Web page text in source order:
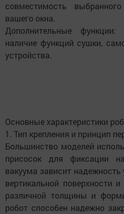
совместимость
вашего окна.
Дополнительные
наличие функций сушки,
устройства.
Основные характеристики
1. Тип крепления и принцип
Большинство моделей
присосок для фиксации
вакуума зависит
вертикальной поверхности
различной толщины и
робот способен надежно